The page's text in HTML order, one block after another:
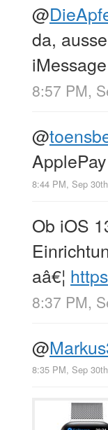
@
da,
iMessage
8:57 PM,
@
8:44 PM, Sep
Ob iOS
aâ€¦
8:37 PM,
@
8:35 PM, Sep